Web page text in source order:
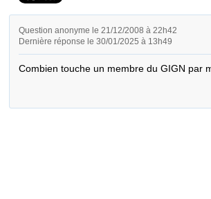
Question anonyme le 21/12/2008 à 22h42
Dernière réponse le 30/01/2025 à 13h49
Combien touche un membre du GIGN par